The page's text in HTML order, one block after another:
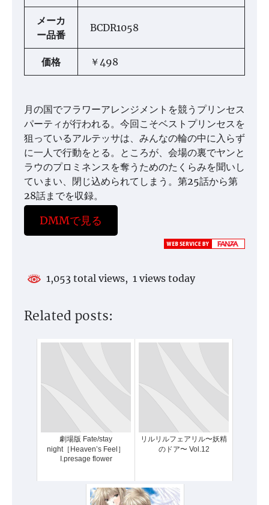
メーカ
ー品番
BCDR1058
価格 ￥498
月の国でフラワーアレンジメントを競うプリンセス
パーティが行われる。今回こそベストプリンセスを
狙っているアルテッサは、みんなの輪の中に入らず
に一人で行動をとる。ところが、会場の裏でヤンと
ラウのプロミネンスを奪うためのたくらみを聞いし
ていまい、閉じ込められてしまう。第25話から第
28話までを収録。
DMMで見る
1,053 total views, 1 views today
Related posts:
劇場版 Fate/stay
night［Heaven’s Feel］
I.presage flower
リルリルフェアリル〜妖精
のドア〜 Vol.12